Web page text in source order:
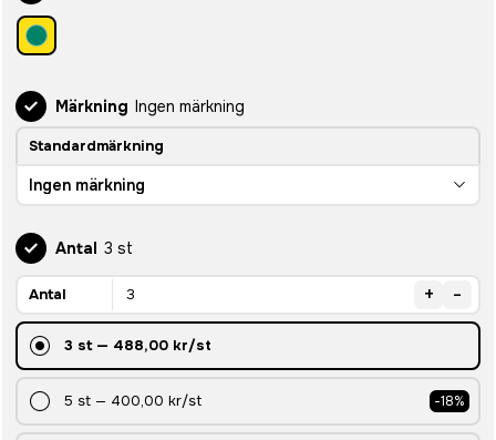
Märkning Ingen märkning
Standardmärkning
Ingen märkning
Antal 3 st
Antal + -
3 st— 488,00 kr/st
5 st — 400,00 kr/st -18%